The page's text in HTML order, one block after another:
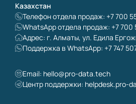
Казахстан
Телефон отдела продаж: +7 700
WhatsApp отдела продаж: +7 700
Адрес: г. Алматы, ул. Едила
Поддержка в WhatsApp: +7 747
Email: hello@pro-data.tech
Центр поддержки: helpdesk.pro-